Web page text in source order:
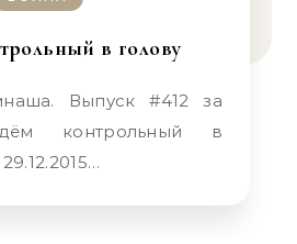
в голову
контрольный в